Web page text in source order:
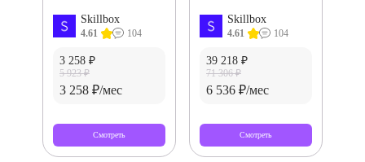
Skillbox
4.61 104
3 258 ₽
5 923 ₽
3 258 ₽/мес
Смотреть
Skillbox
4.61 104
39 218 ₽
71 306 ₽
6 536 ₽/мес
Смотреть